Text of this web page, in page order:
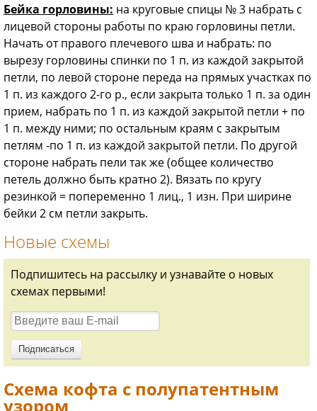
Бейка горловины: на круговые спицы № 3 набрать с
лицевой стороны работы по краю горловины петли.
Начать от правого плечевого шва и набрать: по
вырезу горловины спинки по 1 п. из каждой закрытой
петли, по левой стороне переда на прямых участках по
1 п. из каждого 2-го р., если закрыта только 1 п. за один
прием, набрать по 1 п. из каждой закрытой петли + по
1 п. между ними; по остальным краям с закрытым
петлям -по 1 п. из каждой закрытой петли. По другой
стороне набрать пели так же (общее количество
петель должно быть кратно 2). Вязать по кругу
резинкой = попеременно 1 лиц., 1 изн. При ширине
бейки 2 см петли закрыть.
Новые схемы
Подпишитесь на рассылку и узнавайте о новых
схемах первыми!
Схема кофта с полупатентным
узором